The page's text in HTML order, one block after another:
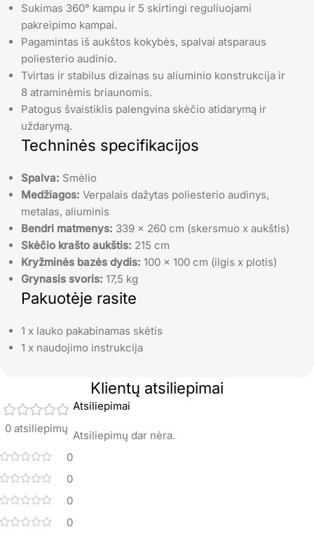
Sukimas 360° kampu ir 5 skirtingi reguliuojami
pakreipimo kampai.
Pagamintas iš aukštos kokybės, spalvai atsparaus
poliesterio audinio.
Tvirtas ir stabilus dizainas su aliuminio konstrukcija ir
8 atraminėmis briaunomis.
Patogus švaistiklis palengvina skėčio atidarymą ir
uždarymą.
Techninės specifikacijos
Spalva: Smėlio
Medžiagos: Verpalais dažytas poliesterio audinys,
metalas, aliuminis
Bendri matmenys: 339 x 260 cm (skersmuo x aukštis)
Skėčio krašto aukštis: 215 cm
Kryžminės bazės dydis: 100 x 100 cm (ilgis x plotis)
Grynasis svoris: 17,5 kg
Pakuotėje rasite
1 x lauko pakabinamas skėtis
1 x naudojimo instrukcija
Klientų atsiliepimai
0 atsiliepimų
0
0
0
0
Atsiliepimai
Atsiliepimų dar nėra.